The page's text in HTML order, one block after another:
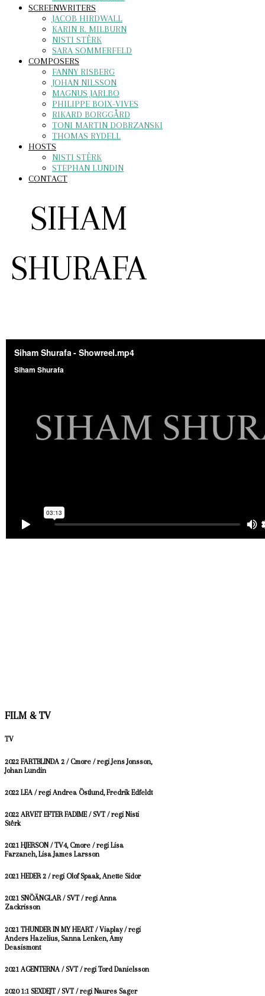
SCREENWRITERS
JACOB HIRDWALL
KARIN R. MILBURN
NISTI STÊRK
SARA SOMMERFELD
COMPOSERS
FANNY RISBERG
JOHAN NILSSON
MAGNUS JARLBO
PHILIPPE BOIX-VIVES
RIKARD BORGGÅRD
TONI MARTIN DOBRZANSKI
THOMAS RYDELL
HOSTS
NISTI STÊRK
STEPHAN LUNDIN
CONTACT
SIHAM
SHURAFA
FILM & TV
TV
2022 FARTBLINDA 2 / Cmore / regi Jens Jonsson,
Johan Lundin
2022 LEA / regi Andrea Östlund, Fredrik Edfeldt
2022 ARVET EFTER FADIME / SVT / regi Nisti
Stêrk
2021 HJERSON / TV4, Cmore / regi Lisa
Farzaneh, Lisa James Larsson
2021 HEDER 2 / regi Olof Spaak, Anette Sidor
2021 SNÖÄNGLAR / SVT / regi Anna
Zackrisson
2021 THUNDER IN MY HEART / Viaplay / regi
Anders Hazelius, Sanna Lenken, Amy
Deasismont
2021 AGENTERNA / SVT / regi Tord Danielsson
2020 1:1 SEXDEJT / SVT / regi Naures Sager